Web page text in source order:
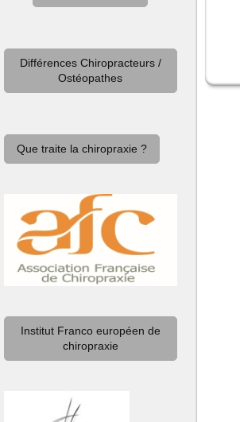
Différences Chiropracteurs /
Ostéopathes
Que traite la chiropraxie ?
Institut Franco européen de
chiropraxie